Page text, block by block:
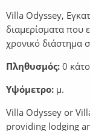
Villa Odyssey,
διαμερίσματα που
χρονικό διάστημα
Πληθυσμός: 0
Υψόμετρο: μ.
Villa Odyssey or
providing lodging